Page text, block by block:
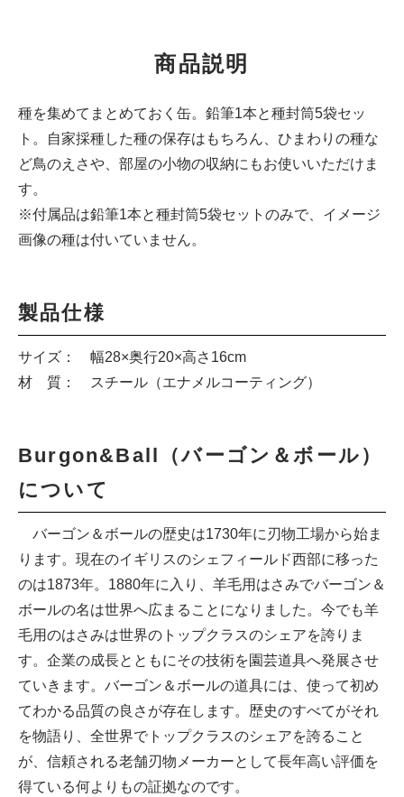
商品説明
種を集めてまとめておく缶。鉛筆1本と種封筒5袋セッ
ト。自家採種した種の保存はもちろん、ひまわりの種な
ど鳥のえさや、部屋の小物の収納にもお使いいただけま
す。
※付属品は鉛筆1本と種封筒5袋セットのみで、イメージ
画像の種は付いていません。
製品仕様
サイズ： 幅28×奥行20×高さ16cm
材 質： スチール（エナメルコーティング）
Burgon&Ball（バーゴン＆ボール）
について
バーゴン＆ボールの歴史は1730年に刃物工場から始ま
ります。現在のイギリスのシェフィールド西部に移った
のは1873年。1880年に入り、羊毛用はさみでバーゴン＆
ボールの名は世界へ広まることになりました。今でも羊
毛用のはさみは世界のトップクラスのシェアを誇りま
す。企業の成長とともにその技術を園芸道具へ発展させ
ていきます。バーゴン＆ボールの道具には、使って初め
てわかる品質の良さが存在します。歴史のすべてがそれ
を物語り、全世界でトップクラスのシェアを誇ること
が、信頼される老舗刃物メーカーとして長年高い評価を
得ている何よりもの証拠なのです。